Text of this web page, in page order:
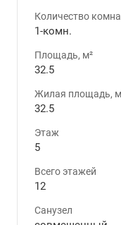
Количество
1-комн.
Площадь, м²
32.5
Жилая площадь,
32.5
Этаж
5
Всего этажей
12
Санузел